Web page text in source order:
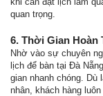
quan trọng.
6. Thời Gian Hoàn
Nhờ vào sự chuyên
lịch để bàn tại Đà
gian nhanh chóng. Dù
nhân, khách hàng